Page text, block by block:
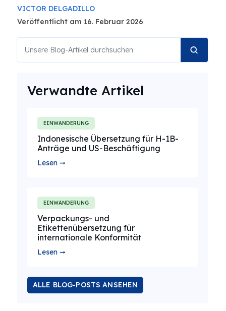
VICTOR DELGADILLO
Veröffentlicht am 16. Februar 2026
Verwandte Artikel
EINWANDERUNG
Indonesische Übersetzung für H-1B-
Anträge und US-Beschäftigung
Lesen ➞
EINWANDERUNG
Verpackungs- und
Etikettenübersetzung für
internationale Konformität
Lesen ➞
ALLE BLOG-POSTS ANSEHEN